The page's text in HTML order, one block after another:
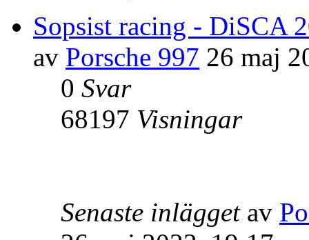
Sopsist racing - DiSCA
av Porsche 997 26 maj
0 Svar
68197 Visningar
Senaste inlägget av